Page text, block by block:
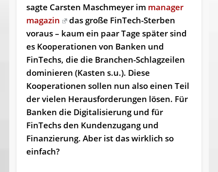
sagte Carsten Maschmeyer im manager
magazin
das große FinTech-Sterben
voraus – kaum ein paar Tage später sind
es Kooperationen von Banken und
FinTechs, die die Branchen-Schlagzeilen
dominieren (Kasten s.u.). Diese
Kooperationen sollen nun also einen Teil
der vielen Herausforderungen lösen. Für
Banken die Digitalisierung und für
FinTechs den Kundenzugang und
Finanzierung. Aber ist das wirklich so
einfach?